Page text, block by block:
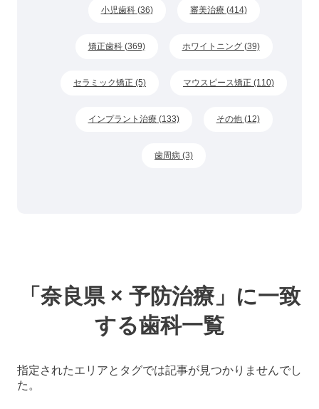
小児歯科 (36) 審美治療 (414)
矯正歯科 (369) ホワイトニング (39)
セラミック矯正 (5) マウスピース矯正 (110)
インプラント治療 (133) その他 (12)
歯周病 (3)
「奈良県 × 予防治療」に一致
する歯科一覧
指定されたエリアとタグでは記事が見つかりませんでし
た。